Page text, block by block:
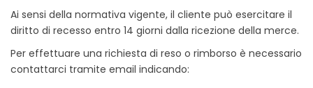
Ai sensi della normativa vigente, il cliente può esercitare il
diritto di recesso entro 14 giorni dalla ricezione della merce.
Per effettuare una richiesta di reso o rimborso è necessario
contattarci tramite email indicando: